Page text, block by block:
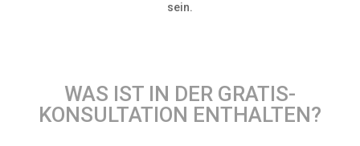
sein.
WAS IST IN DER GRATIS-
KONSULTATION ENTHALTEN?